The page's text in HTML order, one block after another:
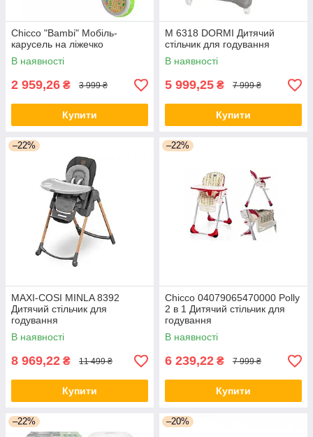
Chicco "Bambi" Мобіль-
карусель на ліжечко
В наявності
2 959,26 ₴ 3 999 ₴
Купити
M 6318 DORMI Дитячий
стільчик для годування
В наявності
5 999,25 ₴ 7 999 ₴
Купити
–22%
MAXI-COSI MINLA 8392
Дитячий стільчик для
годування
В наявності
8 969,22 ₴ 11 499 ₴
Купити
–22%
Chicco 04079065470000 Polly
2 в 1 Дитячий стільчик для
годування
В наявності
6 239,22 ₴ 7 999 ₴
Купити
–22% –20%